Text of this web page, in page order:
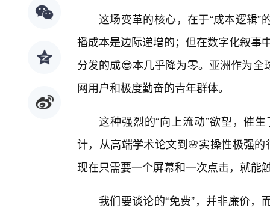
这场变革的核心，在于“成本逻辑
播成本是边际递增的；但在数字化叙事
分发的成😎本几乎降为零。亚洲作为
网用户和极度勤奋的青年群体。
这种强烈的“向上流动”欲望，催
计，从高端学术论文到🌸实操性极强
现在只需要一个屏幕和一次点击，就能
我们要谈论的“免费”，并非廉价